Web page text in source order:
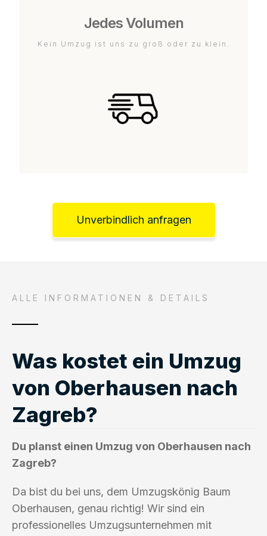
Jedes Volumen
Kein Umzug ist uns zu groß oder zu klein.
Unverbindlich anfragen
ALLE INFORMATIONEN & DETAILS
Was kostet ein Umzug
von Oberhausen nach
Zagreb?
Du planst einen Umzug von Oberhausen nach
Zagreb?
Da bist du bei uns, dem Umzugskönig Baum
Oberhausen, genau richtig! Wir sind ein
professionelles Umzugsunternehmen mit